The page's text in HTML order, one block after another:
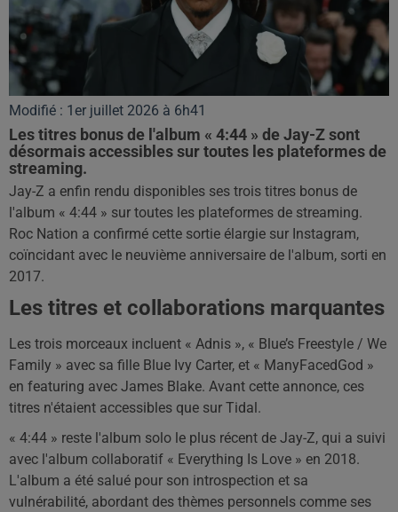
Modifié : 1er juillet 2026 à 6h41
Les titres bonus de l'album « 4:44 » de Jay-Z sont
désormais accessibles sur toutes les plateformes de
streaming.
Jay-Z a enfin rendu disponibles ses trois titres bonus de
l'album « 4:44 » sur toutes les plateformes de streaming.
Roc Nation a confirmé cette sortie élargie sur Instagram,
coïncidant avec le neuvième anniversaire de l'album, sorti en
2017.
Les titres et collaborations marquantes
Les trois morceaux incluent « Adnis », « Blue’s Freestyle / We
Family » avec sa fille Blue Ivy Carter, et « ManyFacedGod »
en featuring avec James Blake. Avant cette annonce, ces
titres n'étaient accessibles que sur Tidal.
« 4:44 » reste l'album solo le plus récent de Jay-Z, qui a suivi
avec l'album collaboratif « Everything Is Love » en 2018.
L'album a été salué pour son introspection et sa
vulnérabilité, abordant des thèmes personnels comme ses